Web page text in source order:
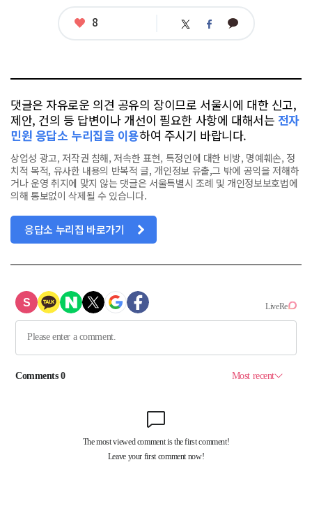
좋
8 트 페 카
댓글은 자유로운 의견 공유의 장이므로 서울시에 대한 신고,
제안, 건의 등 답변이나 개선이 필요한 사항에 대해서는 전자
민원 응답소 누리집을 이용하여 주시기 바랍니다.
상업성 광고, 저작권 침해, 저속한 표현, 특정인에 대한 비방, 명예훼손, 정
치적 목적, 유사한 내용의 반복적 글, 개인정보 유출,그 밖에 공익을 저해하
거나 운영 취지에 맞지 않는 댓글은 서울특별시 조례 및 개인정보보호법에
의해 통보없이 삭제될 수 있습니다.
응답소 누리집 바로가기